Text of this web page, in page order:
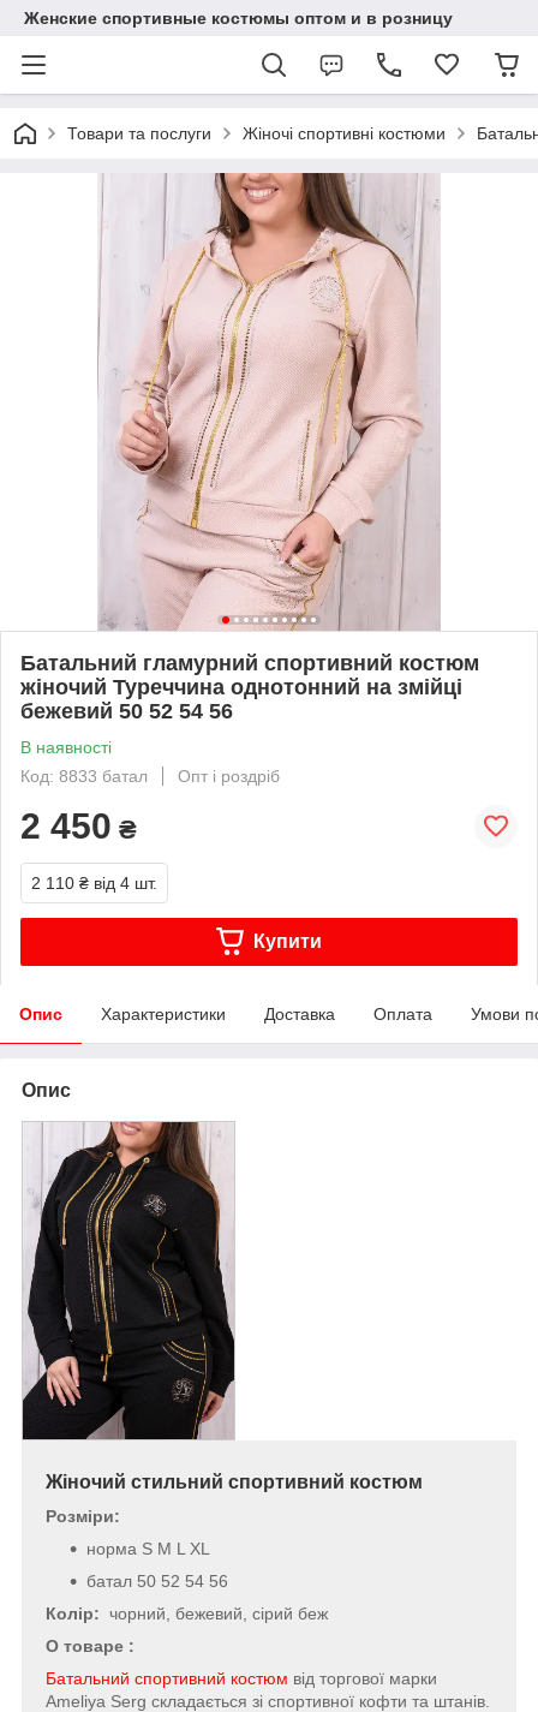
Женские спортивные костюмы оптом и в розницу
Товари та послуги Жіночі спортивні костюми
Батальний гламурний спортивний костюм
жіночий Туреччина однотонний на змійці
бежевий 50 52 54 56
В наявності
Код: 8833 батал
Опт і роздріб
2 450 ₴
2 110 ₴ від 4 шт.
Купити
Опис Характеристики Доставка Оплата Умови
Опис
Жіночий стильний спортивний костюм
Розміри:
норма S M L XL
батал 50 52 54 56
Колір: чорний, бежевий, сірий беж
О товаре :
Батальний спортивний костюм від торгової марки
Ameliya Serg складається зі спортивної кофти та штанів.